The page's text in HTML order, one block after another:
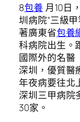
8包養 月10日
圳病院“三級
著廣東省包養
科病院出生。
國際外的名醫
深圳，優質醫
年夜病要往北
深圳三甲病院
30家。